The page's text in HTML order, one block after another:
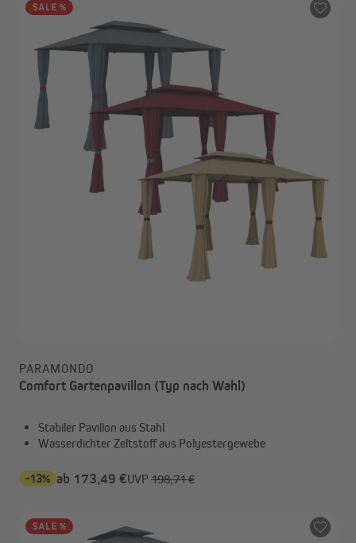
PARAMONDO
Comfort Gartenpavillon (Typ nach Wahl)
Stabiler Pavillon aus Stahl
Wasserdichter Zeltstoff aus Polyestergewebe
-13% ab 173,49 €UVP 198,71 €